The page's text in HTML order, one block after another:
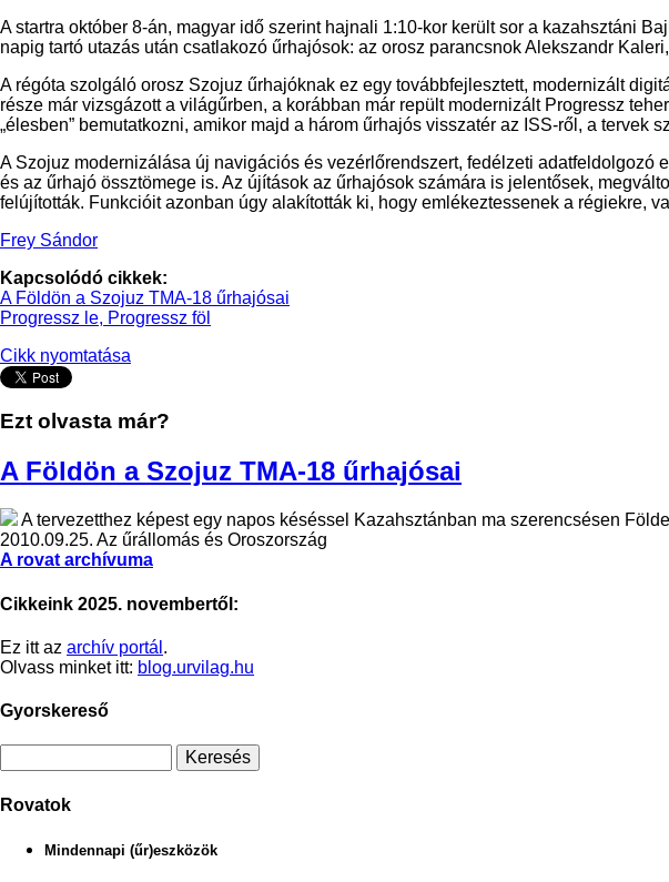
A startra október 8-án, magyar idő szerint hajnali 1:10-kor került sor a kazahsztáni
napig tartó utazás után csatlakozó űrhajósok: az orosz parancsnok Alekszandr
A régóta szolgáló orosz Szojuz űrhajóknak ez egy továbbfejlesztett, modernizált
része már vizsgázott a világűrben, a korábban már repült modernizált Progressz
„élesben” bemutatkozni, amikor majd a három űrhajós visszatér az ISS-ről, a tervek
A Szojuz modernizálása új navigációs és vezérlőrendszert, fedélzeti
és az űrhajó össztömege is. Az újítások az űrhajósok számára is jelentősek,
felújították. Funkcióit azonban úgy alakították ki, hogy emlékeztessenek a régiekre,
Frey Sándor
Kapcsolódó cikkek:
A Földön a Szojuz TMA-18 űrhajósai
Progressz le, Progressz föl
Cikk nyomtatása
Ezt olvasta már?
A Földön a Szojuz TMA-18 űrhajósai
A tervezetthez képest egy napos késéssel Kazahsztánban ma szerencsésen
2010.09.25. Az űrállomás és Oroszország
A rovat archívuma
Cikkeink 2025. novembertől:
Ez itt az archív portál .
Olvass minket itt: blog.urvilag.hu
Gyorskereső
Rovatok
Mindennapi (űr)eszközök